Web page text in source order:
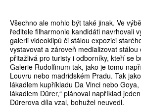
Všechno ale mohlo být také jinak. Ve
ředitele filharmonie kandidáti navrhovali
galerii videoklipů či stálou expozici
vystavovat a zároveň medializovat stálou
přitažlivá pro turisty i odborníky, kteří se
Galerie Rudolfinum tak, jako je tomu
Louvru nebo madridském Pradu. Tak
lákadlem kupříkladu Da Vinci nebo
lákadlem Dürer,“ plánoval například
Dürerova díla vzal, bohužel neuvedl.